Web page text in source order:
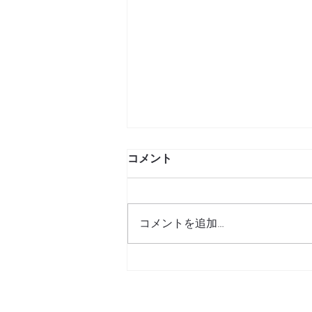
決まりごと確認のお願い
コメント
コメントを追加…